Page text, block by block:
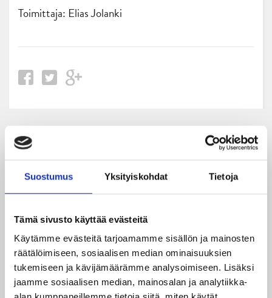
Suostumus Yksityiskohdat Tietoja
Tämä sivusto käyttää evästeitä
Käytämme evästeitä tarjoamamme sisällön ja mainosten
räätälöimiseen, sosiaalisen median ominaisuuksien
tukemiseen ja kävijämäärämme analysoimiseen. Lisäksi
jaamme sosiaalisen median, mainosalan ja analytiikka-
Toimittaja: Elias Jolanki
Uusimmat
06.08.2026
JYPin kausi käyntiin Tampere Cupista!
05.08.2026
JYPin kapteenisto Liiga-kauteen 2026–2027 on nimetty
04.08.2026
Joukkueen yhteisharjoitukset ovat alkaneet – ensimmäinen
mittari luvassa jo heti viikonloppuna Tampere Cupissa!